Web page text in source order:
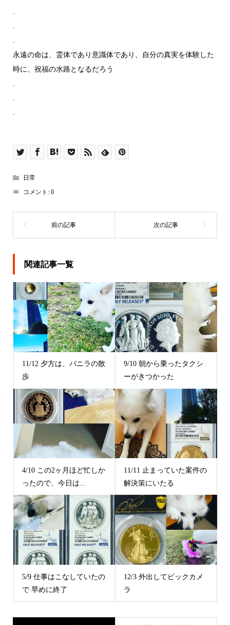
.
.
.
永遠の命は、霊体であり意識体であり、自分の真実を体験した
時に、祝福の水路となるだろう
.
.
.
日常
コメント: 0
関連記事一覧
11/12 夕方は、バニラの散
歩
9/10 朝から乗ったタクシ
ーがきつかった
4/10 この2ヶ月ほど忙しか
ったので、今日は...
11/11 止まっていた案件の
解決策にいたる
5/9 仕事はこなしていたの
で 早めに終了
12/3 外出してビックカメ
ラ